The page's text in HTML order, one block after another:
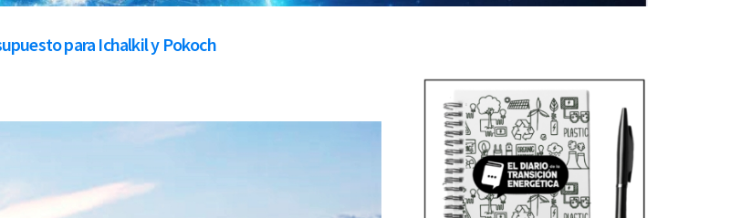
para Ichalkil y Pokoch